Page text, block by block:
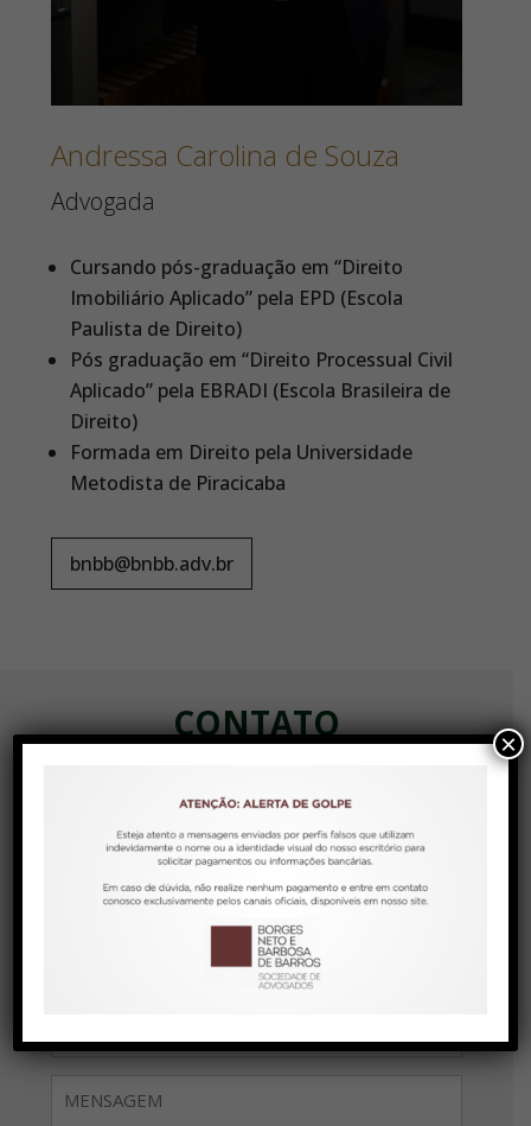
Andressa Carolina de Souza
Advogada
Cursando pós-graduação em “Direito
Imobiliário Aplicado” pela EPD (Escola
Paulista de Direito)
Pós graduação em “Direito Processual Civil
Aplicado” pela EBRADI (Escola Brasileira de
Direito)
Formada em Direito pela Universidade
Metodista de Piracicaba
bnbb@bnbb.adv.br
CONTATO ×